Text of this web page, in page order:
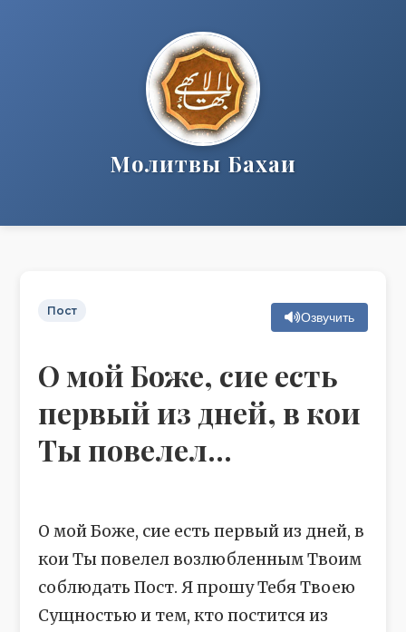
Молитвы Бахаи
Пост Озвучить
О мой Боже, сие есть
первый из дней, в кои
Ты повелел...
О мой Боже, сие есть первый из дней, в
кои Ты повелел возлюбленным Твоим
соблюдать Пост. Я прошу Тебя Твоею
Сущностью и тем, кто постится из